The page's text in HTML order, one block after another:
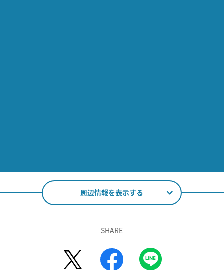
周辺情報を表示する
SHARE